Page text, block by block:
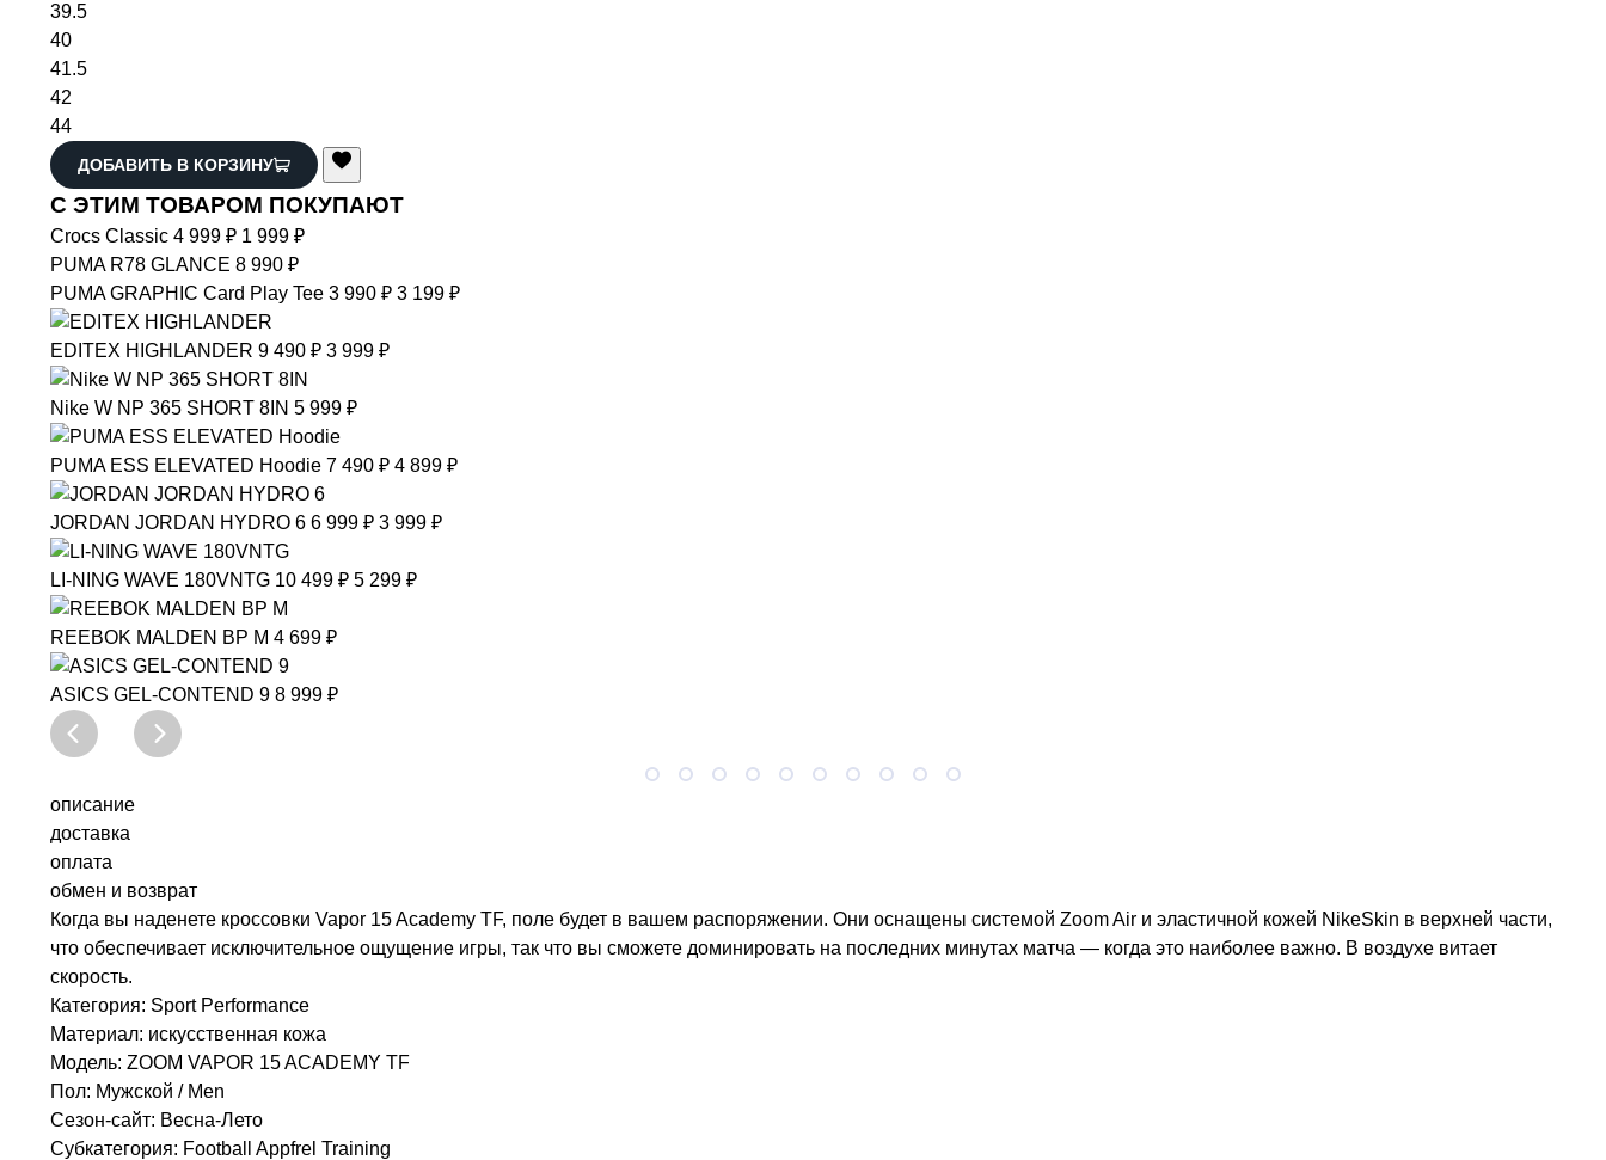
29
39.5
40
41.5
42
44
ДОБАВИТЬ В КОРЗИНУ
С ЭТИМ ТОВАРОМ ПОКУПАЮТ
Crocs Classic 4 999 ₽ 1 999 ₽
PUMA R78 GLANCE 8 990 ₽
PUMA GRAPHIC Card Play Tee
EDITEX HIGHLANDER 9 490 ₽
Nike W NP 365 SHORT 8IN 5 999 ₽
PUMA ESS ELEVATED Hoodie
JORDAN JORDAN HYDRO 6
LI-NING WAVE 180VNTG 10 499 ₽
REEBOK MALDEN BP M 4 699 ₽
ASICS GEL-CONTEND 9
описание
доставка
оплата
обмен и возврат
Когда вы наденете кроссовки Vapor 15 Academy TF, поле будет в вашем распоряжении. Они оснащены системой Zoom Air и эластичной кожей NikeSkin в верхней части,
что обеспечивает исключительное ощущение игры, так что вы сможете доминировать на последних минутах матча — когда это наиболее важно. В воздухе витает
скорость.
Категория: Sport Performance
Материал: искусственная кожа
Модель: ZOOM VAPOR 15 ACADEMY TF
Пол: Мужской / Men
Сезон-сайт: Весна-Лето